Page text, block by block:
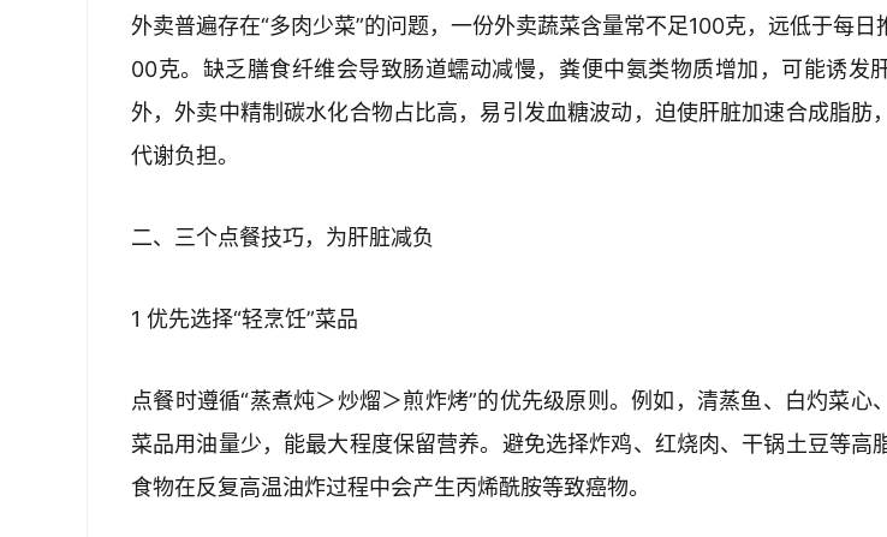
外卖普遍存在“多肉少菜”的问题，一份外卖蔬菜含量常不足100克，远低于每
00克。缺乏膳食纤维会导致肠道蠕动减慢，粪便中氨类物质增加，可能诱发
外，外卖中精制碳水化合物占比高，易引发血糖波动，迫使肝脏加速合成脂肪
代谢负担。
二、三个点餐技巧，为肝脏减负
1 优先选择“轻烹饪”菜品
点餐时遵循“蒸煮炖＞炒熘＞煎炸烤”的优先级原则。例如，清蒸鱼、白灼菜心
菜品用油量少，能最大程度保留营养。避免选择炸鸡、红烧肉、干锅土豆等高
食物在反复高温油炸过程中会产生丙烯酰胺等致癌物。